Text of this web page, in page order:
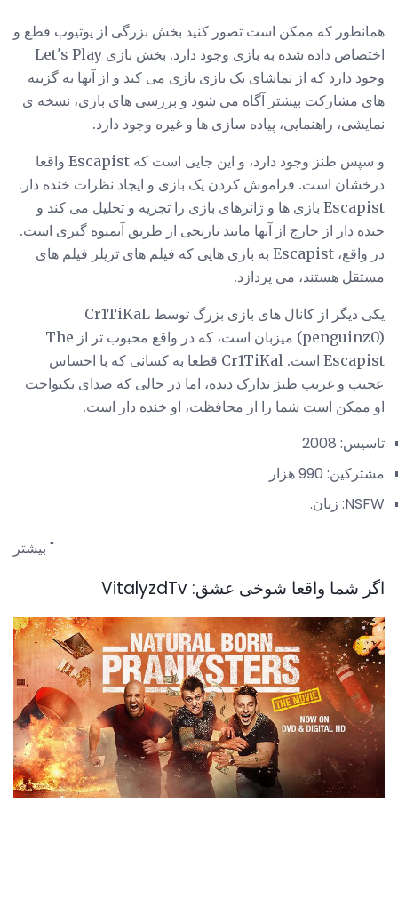
همانطور که ممکن است تصور کنید بخش بزرگی از یوتیوب قطع و
اختصاص داده شده به بازی وجود دارد. بخش بازی Let's Play
وجود دارد که از تماشای یک بازی بازی می کند و از آنها به گزینه
های مشارکت بیشتر آگاه می شود و بررسی های بازی، نسخه ی
نمایشی، راهنمایی، پیاده سازی ها و غیره وجود دارد.
و سپس طنز وجود دارد، و این جایی است که Escapist واقعا
درخشان است. فراموش کردن یک بازی و ایجاد نظرات خنده دار.
Escapist بازی ها و ژانرهای بازی را تجزیه و تحلیل می کند و
خنده دار از خارج از آنها مانند نارنجی از طریق آبمیوه گیری است.
در واقع، Escapist به بازی هایی که فیلم های تریلر فیلم های
مستقل هستند، می پردازد.
یکی دیگر از کانال های بازی بزرگ توسط Cr1TiKaL
(penguinz0) میزبان است، که در واقع محبوب تر از The
Escapist است. Cr1TiKal قطعا به کسانی که با احساس
عجیب و غریب طنز تدارک دیده، اما در حالی که صدای یکنواخت
او ممکن است شما را از محافظت، او خنده دار است.
تاسیس: 2008
مشترکین: 990 هزار
NSFW: زبان.
بیشتر "
اگر شما واقعا شوخی عشق: VitalyzdTv